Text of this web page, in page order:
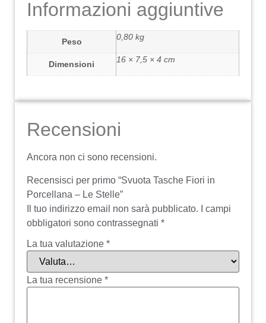
Informazioni aggiuntive
Peso 0,80 kg
Dimensioni 16 × 7,5 × 4 cm
Recensioni
Ancora non ci sono recensioni.
Recensisci per primo “Svuota Tasche Fiori in
Porcellana – Le Stelle”
Il tuo indirizzo email non sarà pubblicato.
I campi
obbligatori sono contrassegnati *
La tua valutazione *
La tua recensione *